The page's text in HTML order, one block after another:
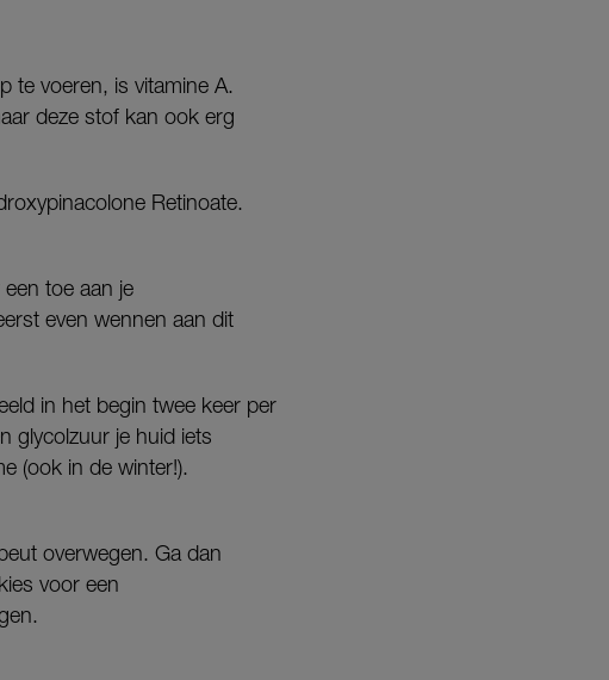
te voeren, is vitamine A.
deze stof kan ook erg
Retinoate.
toe aan je
even wennen aan dit
in het begin twee keer per
glycolzuur je huid iets
(ook in de winter!).
overwegen. Ga dan
voor een